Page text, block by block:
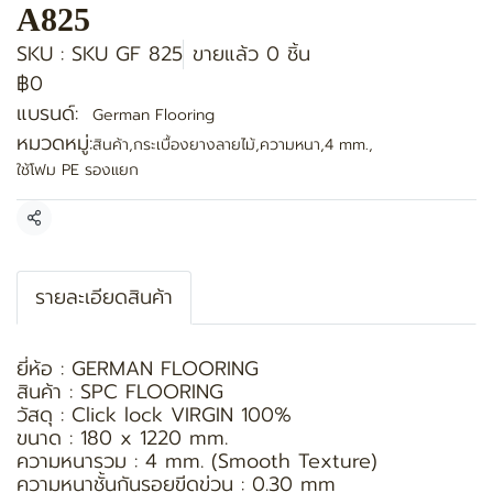
A825
SKU : SKU GF 825 ขายแล้ว 0 ชิ้น
฿0
แบรนด์:
German Flooring
หมวดหมู่:สินค้า,กระเบื้องยางลายไม้,ความหนา,4 mm.,
ใช้โฟม PE รองแยก
แชร์
รายละเอียดสินค้า
ยี่ห้อ : GERMAN FLOORING
สินค้า : SPC FLOORING
วัสดุ : Click lock VIRGIN 100%
ขนาด : 180 x 1220 mm.
ความหนารวม : 4 mm. (Smooth Texture)
ความหนาชั้นกันรอยขีดข่วน : 0.30 mm